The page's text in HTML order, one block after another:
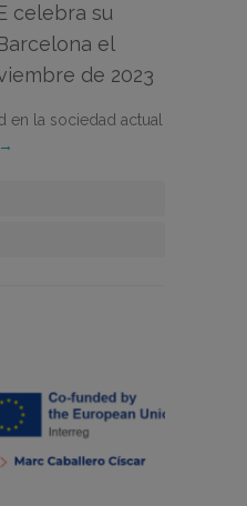
celebra su
el
de 2023
en la sociedad actual